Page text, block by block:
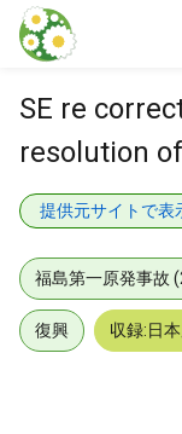
本文に飛ぶ
SE re
resolution
提供元サイトで表
福島第一原発事故
復興 収録:日